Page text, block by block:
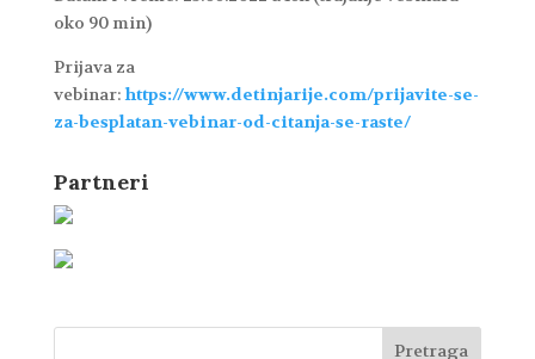
oko 90 min)
Prijava za
vebinar:https://www.detinjarije.com/prijavite-se-
za-besplatan-vebinar-od-citanja-se-raste/
Partneri